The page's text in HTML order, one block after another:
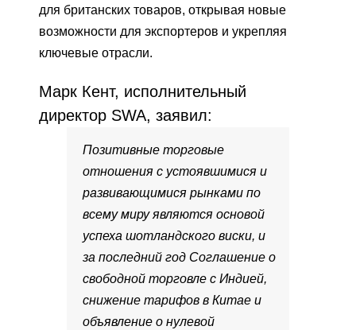
для британских товаров, открывая новые
возможности для экспортеров и укрепляя
ключевые отрасли.
Марк Кент, исполнительный
директор SWA, заявил:
Позитивные торговые
отношения с устоявшимися и
развивающимися рынками по
всему миру являются основой
успеха шотландского виски, и
за последний год Соглашение о
свободной торговле с Индией,
снижение тарифов в Китае и
объявление о нулевой